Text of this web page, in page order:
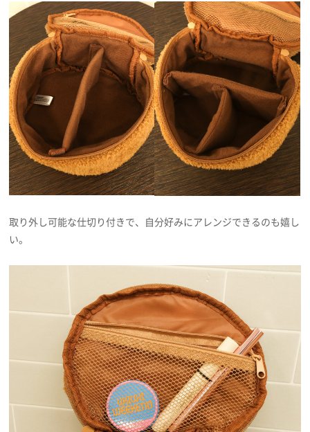
取り外し可能な仕切り付きで、自分好みにアレンジできるのも嬉し
い。